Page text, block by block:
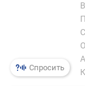
и
Спросить